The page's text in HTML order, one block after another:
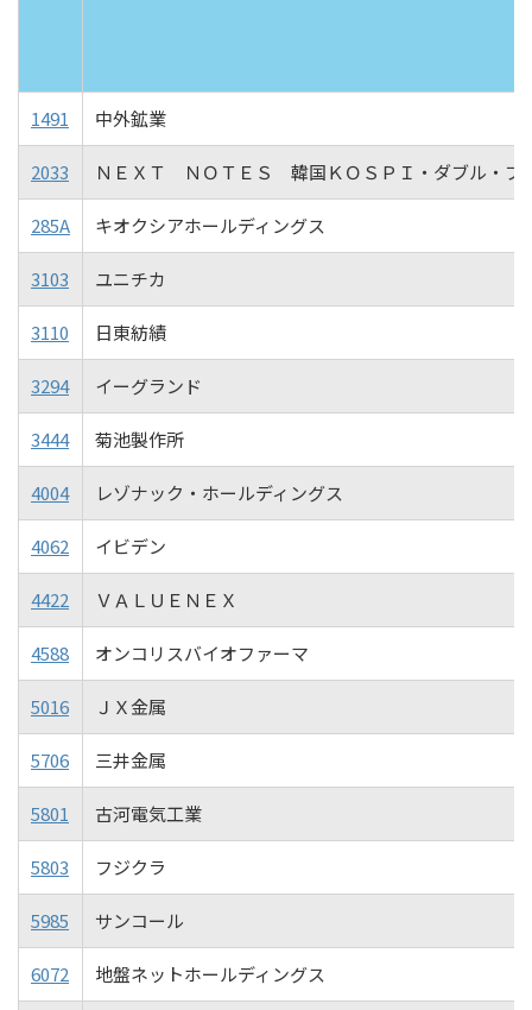
1491 中外鉱業
2033 ＮＥＸＴ ＮＯＴＥＳ 韓国ＫＯＳＰＩ・ダブル・
285A キオクシアホールディングス
3103 ユニチカ
3110 日東紡績
3294 イーグランド
3444 菊池製作所
4004 レゾナック・ホールディングス
4062 イビデン
4422 ＶＡＬＵＥＮＥＸ
4588 オンコリスバイオファーマ
5016 ＪＸ金属
5706 三井金属
5801 古河電気工業
5803 フジクラ
5985 サンコール
6072 地盤ネットホールディングス